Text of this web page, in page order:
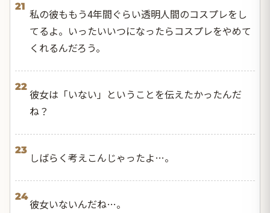
21
私の彼ももう4年間ぐらい透明人間のコスプレをし
てるよ。いったいいつになったらコスプレをやめて
くれるんだろう。
22
彼女は「いない」ということを伝えたかったんだ
ね？
23
しばらく考えこんじゃったよ…。
24
彼女いないんだね…。